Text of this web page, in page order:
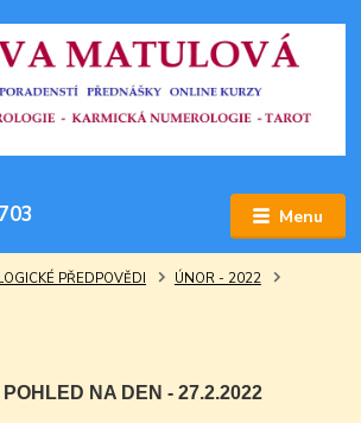
Menu
PŘEDPOVĚDI
ÚNOR - 2022
NA DEN - 27.2.2022